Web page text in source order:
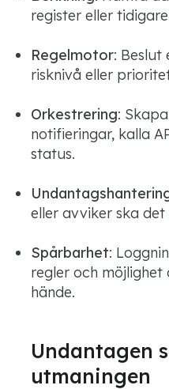
register eller
Regelmotor: Beslut
risknivå eller
Orkestrering:
notifieringar, kalla
status.
eller avviker ska
Spårbarhet:
regler och
hände.
Undantagen
utmaningen